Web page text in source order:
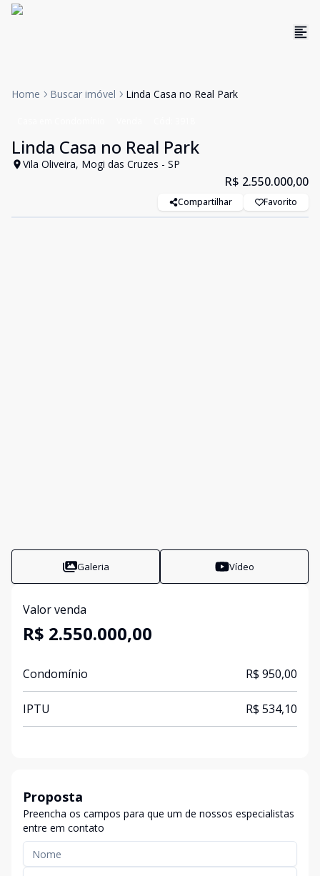
Home Buscar imóvel Linda Casa no Real Park
Linda Casa no Real Park
Vila Oliveira, Mogi das Cruzes - SP
R$ 2.550.000,00
Compartilhar Favorito
Galeria Vídeo
Valor venda
R$ 2.550.000,00
Condomínio R$ 950,00
IPTU R$ 534,10
Proposta
Preencha os campos para que um de nossos especialistas
entre em contato